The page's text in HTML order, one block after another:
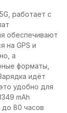
работает с
обеспечивают
на GPS и
а
форматы,
идёт
удобно для
mAh
80 часов